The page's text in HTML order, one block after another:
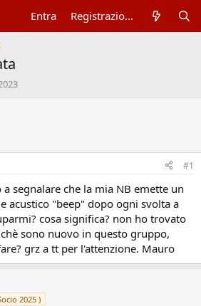
Entra Registrazione
#1
segnalare che la mia NB emette un
acustico "beep" dopo ogni svolta a
cosa significa? non ho trovato
sono nuovo in questo gruppo,
grz a tt per l'attenzione. Mauro
2025 )